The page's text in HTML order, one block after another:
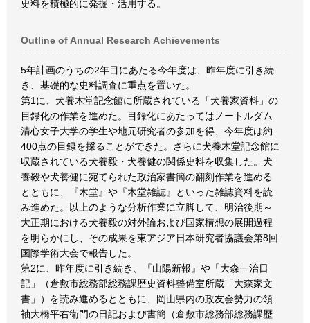
史料を積極的に発掘・活用する。
Outline of Annual Research Achievements
5年計画のうちの2年目にあたる今年度は、昨年度に引き続
き、基礎的な史料調査に重点を置いた。
第1に、犬養木堂記念館に所蔵されている「犬養家資料」の
目録化の作業を進めた。目録化にあたってはノートルダム
清心女子大学の学生や地元研究者の参加を得、今年度は約
400点の目録を採ることができた。さらに犬養木堂記念館に
収蔵されている犬養毅・犬養健の関係史料を収集した。犬
養毅や犬養健に宛てられた政治家書簡の翻刻作業を進める
とともに、『木堂』や『木堂雑誌』といった雑誌資料を読
み進めた。以上のような分析作業に立脚して、明治後期～
大正期における犬養毅の対外論および国家構想の展開過程
を明らかにし、その成果を東アジア日本研究者協議会第8回
国際学術大会で報告した。
第2に、昨年度に引き続き、『山陽新報』や「大森一治日
記」（倉敷市総務部総務課歴史資料整備室所蔵「大森家文
書」）を読み進めるとともに、岡山県内の政友会勢力の領
袖大橋平右衛門の日記および書簡（倉敷市総務部総務課歴